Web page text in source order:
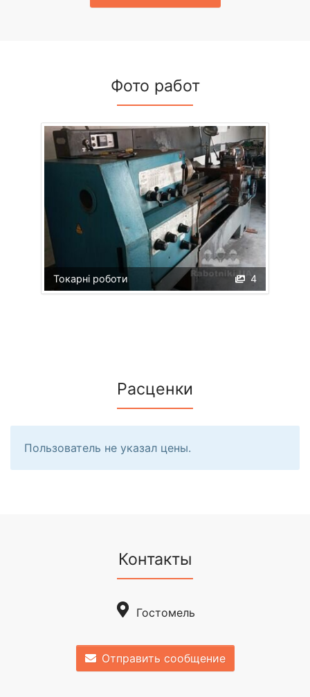
Фото работ
4
Токарні роботи
Расценки
Пользователь не указал цены.
Контакты
Гостомель
Отправить сообщение